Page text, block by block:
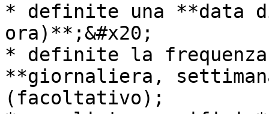
* definite una **data
ora)**;&#x20;
* definite la
**giornaliera,
(facoltativo);